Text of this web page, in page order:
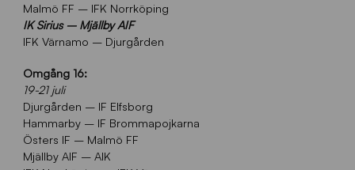
Malmö FF – IFK Norrköping
IK Sirius – Mjällby AIF
IFK Värnamo – Djurgården
Omgång 16:
19-21 juli
Djurgården – IF Elfsborg
Hammarby – IF Brommapojkarna
Östers IF – Malmö FF
Mjällby AIF – AIK